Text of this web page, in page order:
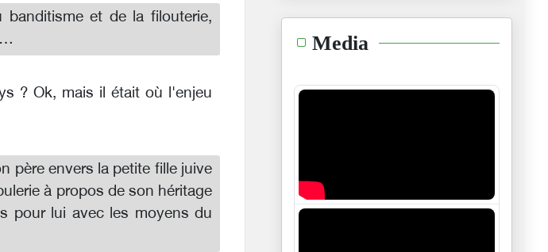
et de la filouterie,
? Ok, mais il était où l'enjeu
père envers la petite fille juive
à propos de son héritage
pour lui avec les moyens du
Media